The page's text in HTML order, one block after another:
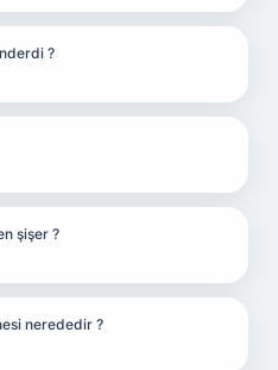
?
şişer ?
nerededir ?